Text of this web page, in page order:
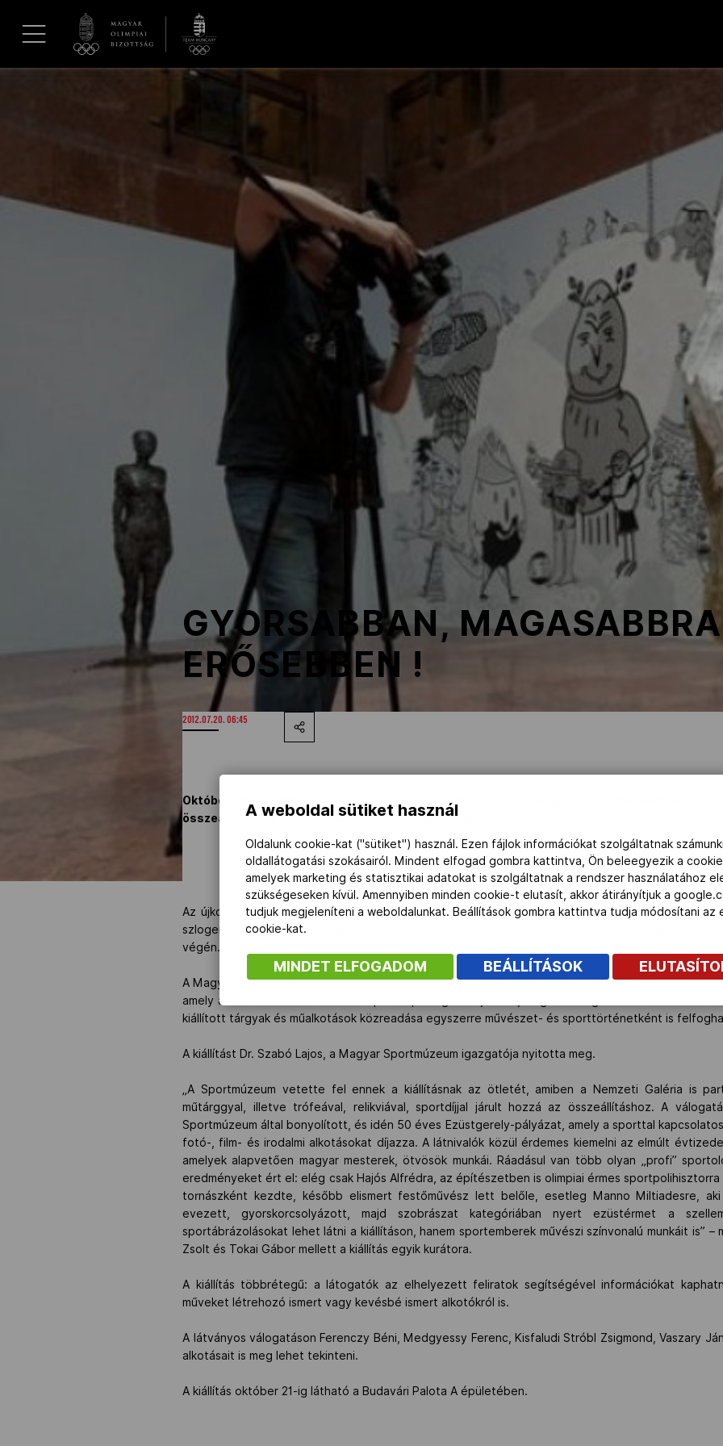
Los Angeles 2028
Kettőskarrier-program
Társszervezetek
OVEP
Adatbank
GYORSABBAN,
ERŐSEBBEN !
2012.07.20. 06:45
Október 21-ig látható a Magyar Nemzeti Galéria és a Magyar Sportmúzeum közös,
összeállított tárlata a Budavári Palota A épületében.
Az újkori olimpiai mozgalom alapítójának, Pierre de Coubertin báró barátjának, Henri Didon
szlogen, a „gyorsabban, magasabbra, erősebben” a nemzetek közötti nemes versengés
végén. A sport, és ezen belül az olimpia az antik görög világ óta sok szállal kapcsolódott a
A Magyar Nemzeti Galéria és a Sportmúzeum közös kiállítása a londoni olimpia alkalmából olyan
amely a különböző – nem csak olimpiai – sportágak céljait és jellegzetességeit értelmezi a
kiállított tárgyak és műalkotások közreadása egyszerre művészet- és sporttörténetként is
A kiállítást Dr. Szabó Lajos, a Magyar Sportmúzeum igazgatója nyitotta meg.
„A Sportmúzeum vetette fel ennek a kiállításnak az ötletét, amiben a Nemzeti Galéria is
műtárggyal, illetve trófeával, relikviával, sportdíjjal járult hozzá az összeállításhoz. A
Sportmúzeum által bonyolított, és idén 50 éves Ezüstgerely-pályázat, amely a sporttal
fotó-, film- és irodalmi alkotásokat díjazza. A látnivalók közül érdemes kiemelni az elmúlt
amelyek alapvetően magyar mesterek, ötvösök munkái. Ráadásul van több olyan „profi”
eredményeket ért el: elég csak Hajós Alfrédra, az építészetben is olimpiai érmes
tornászként kezdte, később elismert festőművész lett belőle, esetleg Manno Miltiadesre,
evezett, gyorskorcsolyázott, majd szobrászat kategóriában nyert ezüstérmet a
sportábrázolásokat lehet látni a kiállításon, hanem sportemberek művészi színvonalú munkáit is” –
Zsolt és Tokai Gábor mellett a kiállítás egyik kurátora.
A kiállítás többrétegű: a látogatók az elhelyezett feliratok segítségével információkat
műveket létrehozó ismert vagy kevésbé ismert alkotókról is.
A látványos válogatáson Ferenczy Béni, Medgyessy Ferenc, Kisfaludi Stróbl Zsigmond, Vaszary
alkotásait is meg lehet tekinteni.
A kiállítás október 21-ig látható a Budavári Palota A épületében.
A weboldal sütiket használ
Oldalunk cookie-kat ("sütiket") használ. Ezen fájlok információkat szolgáltatnak
oldallátogatási szokásairól. Mindent elfogad gombra kattintva, Ön beleegyezik a
amelyek marketing és statisztikai adatokat is szolgáltatnak a rendszer használatához
szükségeseken kívül. Amennyiben minden cookie-t elutasít, akkor átirányítjuk a
tudjuk megjeleníteni a weboldalunkat. Beállítások gombra kattintva tudja módosítani
cookie-kat.
MINDET ELFOGADOM BEÁLLÍTÁSOK